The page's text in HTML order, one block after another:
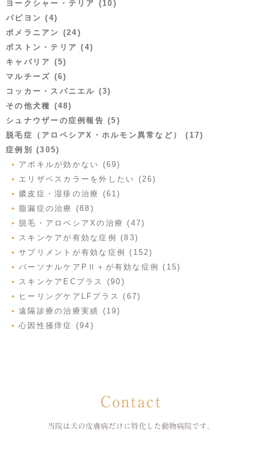
ヨークシャー・テリア (10)
パピヨン (4)
ポメラニアン (24)
ボストン・テリア (4)
キャバリア (5)
マルチーズ (6)
コッカー・スパニエル (3)
その他犬種 (48)
シュナウザーの症例報告 (5)
脱毛症（アロペシアX・ホルモン異常など） (17)
症例別 (305)
アポキルが効かない (69)
エリザベスカラーを外したい (26)
膿皮症・湿疹の治療 (61)
脂漏症の治療 (88)
脱毛・アロペシアXの治療 (47)
スキンケアが有効な症例 (83)
サプリメントが有効な症例 (152)
パーソナルケアPⅡ＋が有効な症例 (15)
スキンケアECプラス (90)
ヒーリングケアLFプラス (67)
遠隔診療の治療実績 (19)
心因性掻痒症 (94)
Contact
当院は犬の皮膚病だけに特化した 動物病院です。